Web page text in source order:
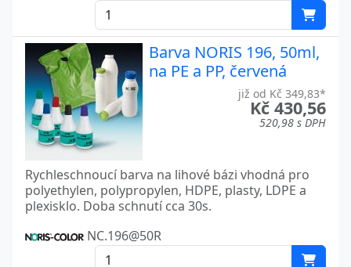
Barva NORIS 196, 50ml,
na PE a PP, červená
již od Kč 349,83*
Kč 430,56
520,98 s DPH
Rychleschnoucí barva na lihové bázi vhodná pro
polyethylen, polypropylen, HDPE, plasty, LDPE a
plexisklo. Doba schnutí cca 30s.
NC.196@50R